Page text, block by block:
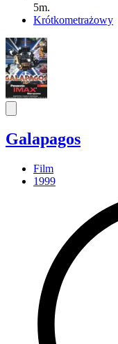
5m.
Krótkometrażowy
Galapagos
Film
1999